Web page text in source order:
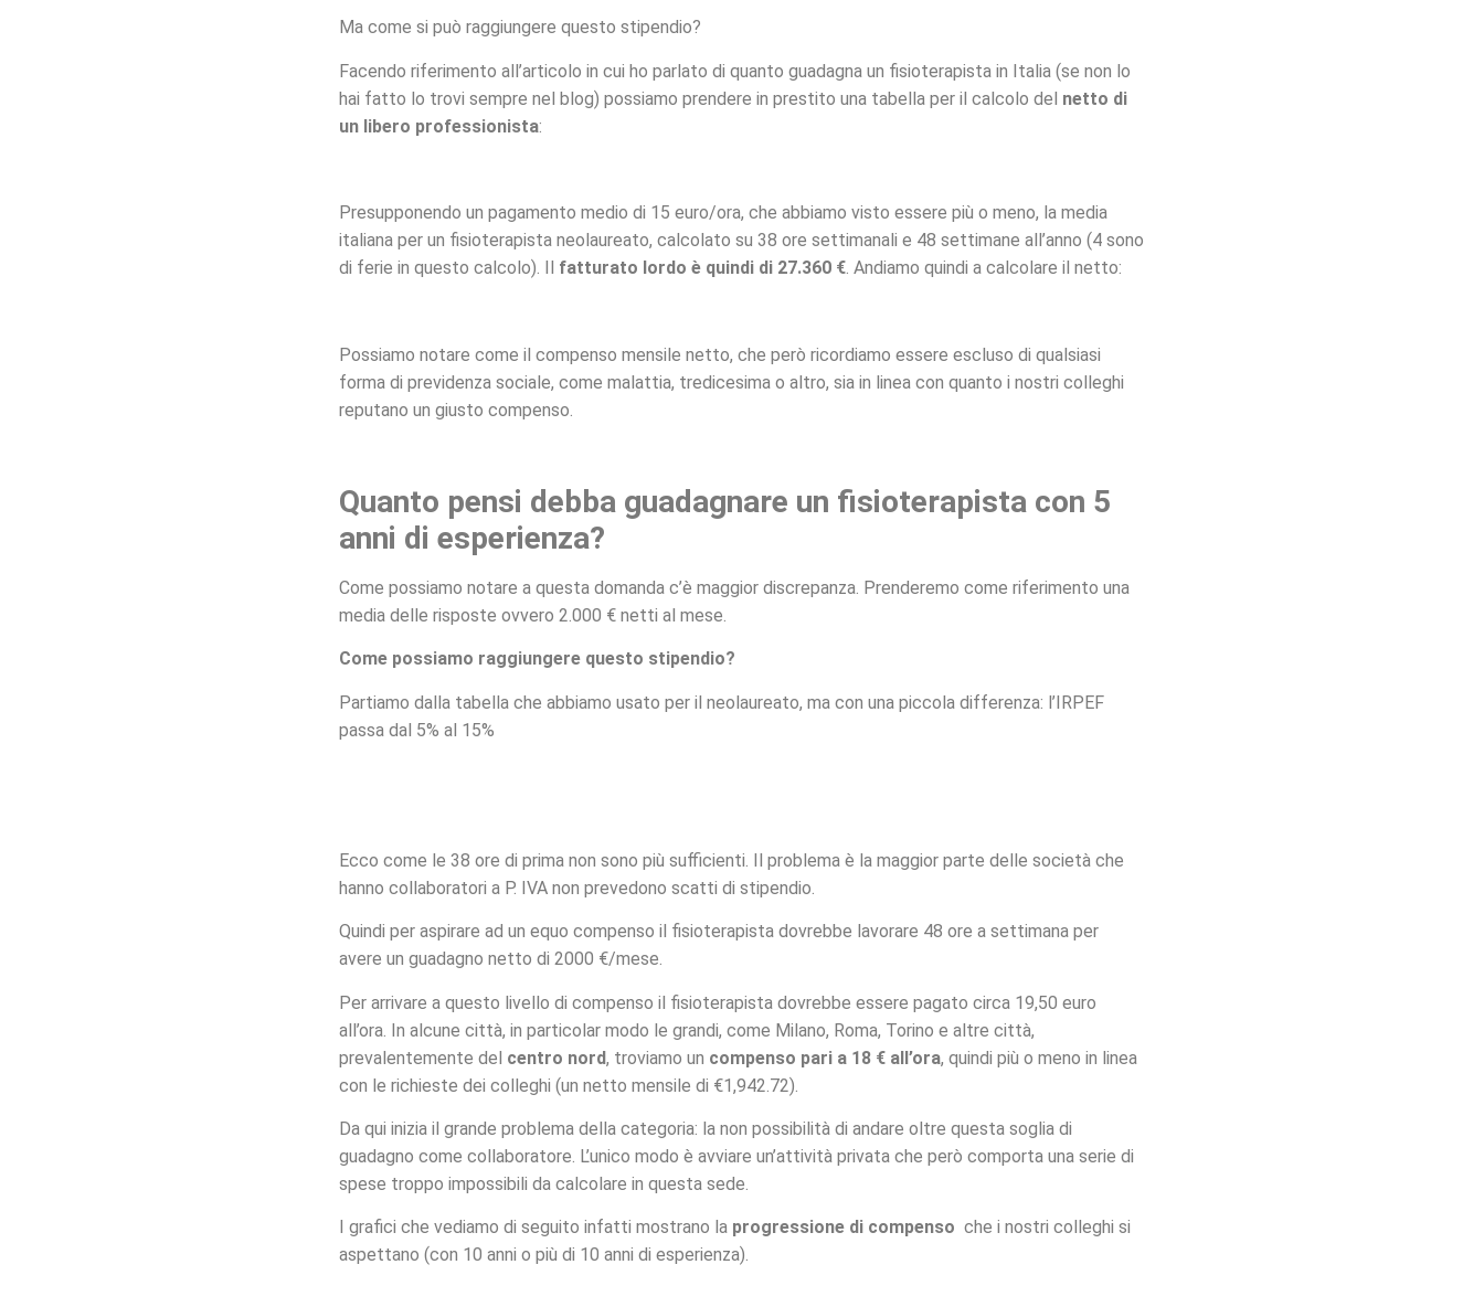
Ma come si può raggiungere questo stipendio?
Facendo riferimento all’articolo in cui ho parlato di quanto guadagna un fisioterapista in Italia (se non lo
hai fatto lo trovi sempre nel blog) possiamo prendere in prestito una tabella per il calcolo del netto di
un libero professionista:
Presupponendo un pagamento medio di 15 euro/ora, che abbiamo visto essere più o meno, la media
italiana per un fisioterapista neolaureato, calcolato su 38 ore settimanali e 48 settimane all’anno (4 sono
di ferie in questo calcolo). Il
fatturato lordo è quindi di 27.360 €. Andiamo quindi a calcolare il netto:
Possiamo notare come il compenso mensile netto, che però ricordiamo essere escluso di qualsiasi
forma di previdenza sociale, come malattia, tredicesima o altro, sia in linea con quanto i nostri colleghi
reputano un giusto compenso.
Quanto pensi debba guadagnare un fisioterapista con 5
anni di esperienza?
Come possiamo notare a questa domanda c’è maggior discrepanza. Prenderemo come riferimento una
media delle risposte ovvero 2.000 € netti al mese.
Come possiamo raggiungere questo stipendio?
Partiamo dalla tabella che abbiamo usato per il neolaureato, ma con una piccola differenza: l’IRPEF
passa dal 5% al 15%
Ecco come le 38 ore di prima non sono più sufficienti. Il problema è la maggior parte delle società che
hanno collaboratori a P. IVA non prevedono scatti di stipendio.
Quindi per aspirare ad un equo compenso il fisioterapista dovrebbe lavorare 48 ore a settimana per
avere un guadagno netto di 2000 €/mese.
Per arrivare a questo livello di compenso il fisioterapista dovrebbe essere pagato circa 19,50 euro
all’ora. In alcune città, in particolar modo le grandi, come Milano, Roma, Torino e altre città,
prevalentemente del centro nord, troviamo un compenso pari a 18 € all’ora, quindi più o meno in linea
con le richieste dei colleghi (un netto mensile di €1,942.72).
Da qui inizia il grande problema della categoria: la non possibilità di andare oltre questa soglia di
guadagno come collaboratore. L’unico modo è avviare un’attività privata che però comporta una serie di
spese troppo impossibili da calcolare in questa sede.
I grafici che vediamo di seguito infatti mostrano la progressione di compenso che i nostri colleghi si
aspettano (con 10 anni o più di 10 anni di esperienza).